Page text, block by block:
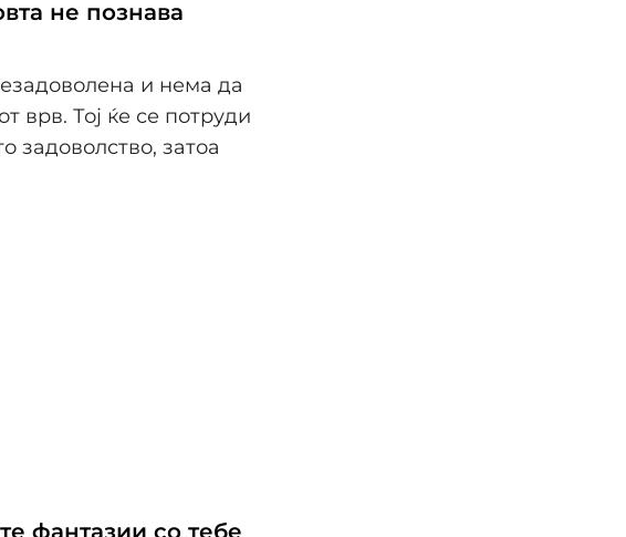
не познава
и нема да
врв. Тој ќе се потруди
задоволство, затоа
фантазии со тебе